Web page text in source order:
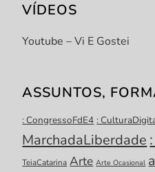
VÍDEOS
Youtube – Vi E Gostei
ASSUNTOS,
: CongressoFdE4 :
MarchadaLiberdade
TeiaCatarina Arte Arte Ocasional